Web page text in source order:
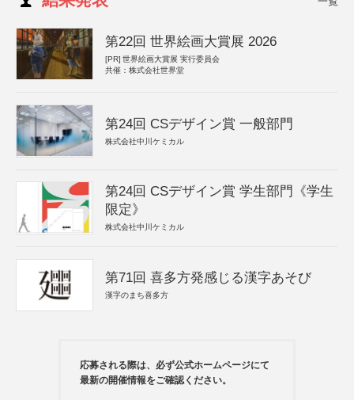
第22回 世界絵画大賞展 2026
[PR] 世界絵画大賞展 実行委員会
共催：株式会社世界堂
第24回 CSデザイン賞 一般部門
株式会社中川ケミカル
第24回 CSデザイン賞 学生部門《学生
限定》
株式会社中川ケミカル
第71回 喜多方発感じる漢字あそび
漢字のまち喜多方
応募される際は、必ず公式ホームページにて
最新の開催情報をご確認ください。